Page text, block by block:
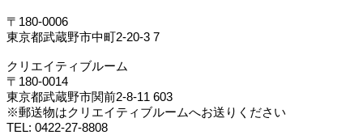
〒180-0006
東京都武蔵野市中町2-20-3 7
クリエイティブルーム
〒180-0014
東京都武蔵野市関前2-8-11 603
※郵送物はクリエイティブルームへお送りください
TEL: 0422-27-8808